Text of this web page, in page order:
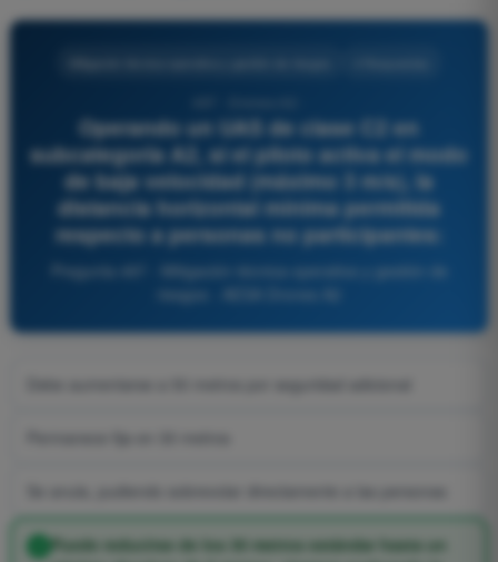
Operando un UAS de clase C2 en
subcategoría A2, si el piloto activa el modo
de baja velocidad (máximo 3 m/s), la
distancia horizontal mínima permitida
respecto a personas no participantes:
Pregunta 497 - Mitigación técnica-operativa y gestión de
Puede reducirse de los 30 metros estándar hasta un